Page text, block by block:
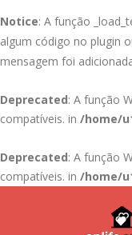
Notice: A função
algum código no plugin
mensagem foi
Deprecated: A função
compatíveis. in /home/
Deprecated: A função
compatíveis. in /home/